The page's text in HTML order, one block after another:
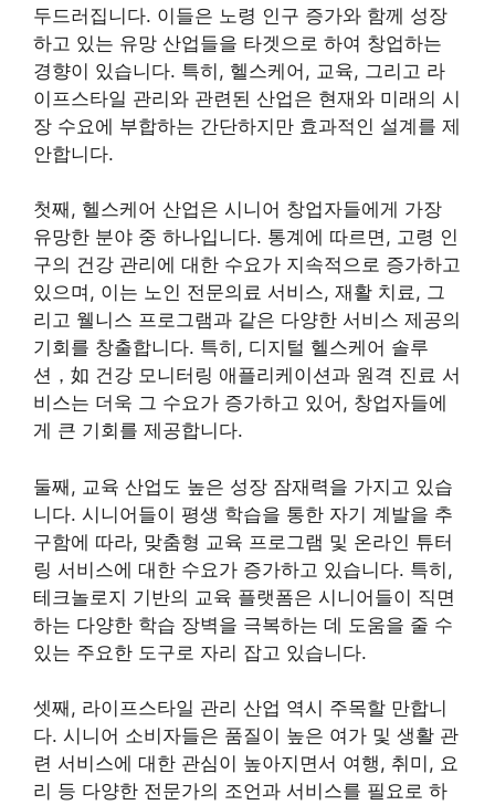
두드러집니다. 이들은 노령 인구 증가와 함께 성장
하고 있는 유망 산업들을 타겟으로 하여 창업하는
경향이 있습니다. 특히, 헬스케어, 교육, 그리고 라
이프스타일 관리와 관련된 산업은 현재와 미래의 시
장 수요에 부합하는 간단하지만 효과적인 설계를 제
안합니다.
첫째, 헬스케어 산업은 시니어 창업자들에게 가장
유망한 분야 중 하나입니다. 통계에 따르면, 고령 인
구의 건강 관리에 대한 수요가 지속적으로 증가하고
있으며, 이는 노인 전문의료 서비스, 재활 치료, 그
리고 웰니스 프로그램과 같은 다양한 서비스 제공의
기회를 창출합니다. 특히, 디지털 헬스케어 솔루
션，如 건강 모니터링 애플리케이션과 원격 진료 서
비스는 더욱 그 수요가 증가하고 있어, 창업자들에
게 큰 기회를 제공합니다.
둘째, 교육 산업도 높은 성장 잠재력을 가지고 있습
니다. 시니어들이 평생 학습을 통한 자기 계발을 추
구함에 따라, 맞춤형 교육 프로그램 및 온라인 튜터
링 서비스에 대한 수요가 증가하고 있습니다. 특히,
테크놀로지 기반의 교육 플랫폼은 시니어들이 직면
하는 다양한 학습 장벽을 극복하는 데 도움을 줄 수
있는 주요한 도구로 자리 잡고 있습니다.
셋째, 라이프스타일 관리 산업 역시 주목할 만합니
다. 시니어 소비자들은 품질이 높은 여가 및 생활 관
련 서비스에 대한 관심이 높아지면서 여행, 취미, 요
리 등 다양한 전문가의 조언과 서비스를 필요로 하